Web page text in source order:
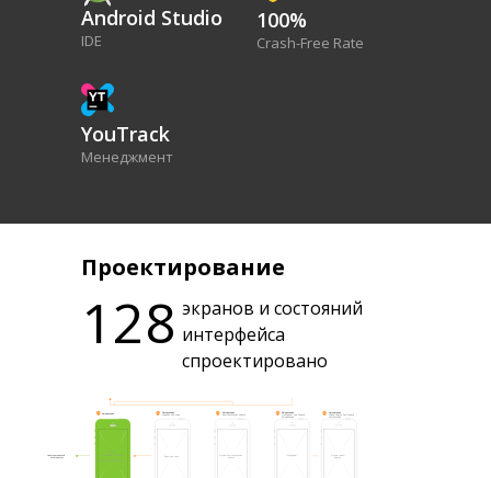
Android Studio
IDE
Менеджмент
YouTrack
100%
Crash-Free Rate
Figma
Проектирование
Анимации
Principle
InVision
ДизайнПроектирование
128 экранов и состояний
интерфейса
спроектировано